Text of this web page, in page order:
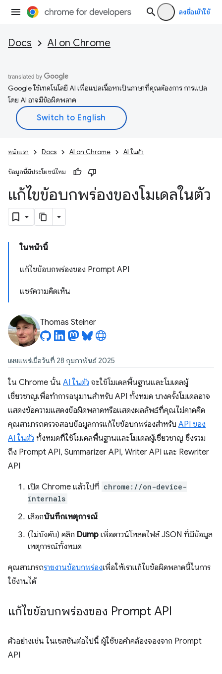
ลงชื่อเข้าใช้
Docs AI on Chrome
Google ใช้เทคโนโลยี AI เพื่อแปลเนื้อหาเป็นภาษาที่คุณต้องการ การแปล
โดย AI อาจมีข้อผิดพลาด
หน้าแรก Docs AI on Chrome AI ในตัว
ข้อมูลนี้มีประโยชน์ไหม
แก้ไขข้อบกพร่องของโมเดลในตัว
ในหน้านี้
แก้ไขข้อบกพร่องของ Prompt API
แชร์ความคิดเห็น
Thomas Steiner
เผยแพร่เมื่อวันที่ 28 กุมภาพันธ์ 2025
ใน Chrome นั้น AI ในตัว จะใช้โมเดลพื้นฐานและโมเดลผู้
เชี่ยวชาญเพื่อทำการอนุมานสำหรับ API ทั้งหมด บางครั้งโมเดลอาจ
แสดงข้อความแสดงข้อผิดพลาดหรือแสดงผลลัพธ์ที่คุณไม่คาดคิด
คุณสามารถตรวจสอบข้อมูลการแก้ไขข้อบกพร่องสำหรับ API ของ
AI ในตัว ทั้งหมดที่ใช้โมเดลพื้นฐานและโมเดลผู้เชี่ยวชาญ ซึ่งรวม
ถึง Prompt API, Summarizer API, Writer API และ Rewriter
API
เปิด Chrome แล้วไปที่ chrome://on-device-
internals
เลือกบันทึกเหตุการณ์
(ไม่บังคับ) คลิก Dump เพื่อดาวน์โหลดไฟล์ JSON ที่มีข้อมูล
เหตุการณ์ทั้งหมด
คุณสามารถรายงานข้อบกพร่องเพื่อให้เราแก้ไขข้อผิดพลาดนี้ในการ
ใช้งานได้
แก้ไขข้อบกพร่องของ Prompt API
ตัวอย่างเช่น ในเซสชันต่อไปนี้ ผู้ใช้ขอคำคล้องจองจาก Prompt
API